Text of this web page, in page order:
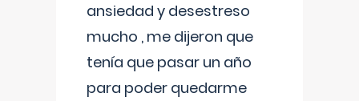
ansiedad y desestreso
mucho , me dijeron que
tenía que pasar un año
para poder quedarme